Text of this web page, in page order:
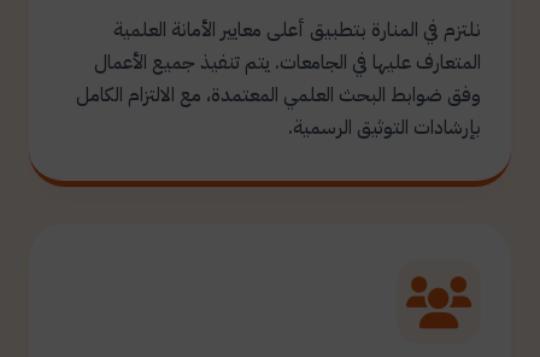
نلتزم في المنارة بتطبيق أعلى معايير الأمانة العلمية
المتعارف عليها في الجامعات. يتم تنفيذ جميع الأعمال
وفق ضوابط البحث العلمي المعتمدة، مع الالتزام الكامل
بإرشادات التوثيق الرسمية.